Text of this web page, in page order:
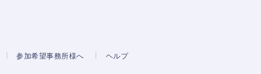
参加希望事務所様へ ヘルプ